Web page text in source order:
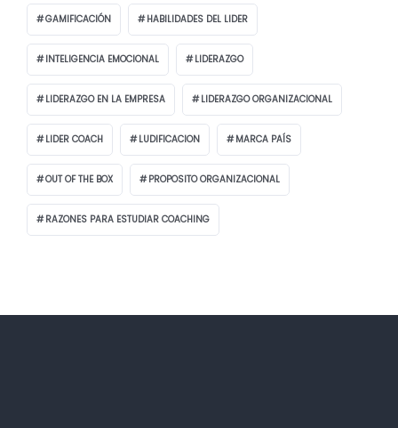
GAMIFICACIÓN HABILIDADES DEL LIDER
INTELIGENCIA EMOCIONAL LIDERAZGO
LIDERAZGO EN LA EMPRESA LIDERAZGO ORGANIZACIONAL
LIDER COACH LUDIFICACION MARCA PAÍS
OUT OF THE BOX PROPOSITO ORGANIZACIONAL
RAZONES PARA ESTUDIAR COACHING